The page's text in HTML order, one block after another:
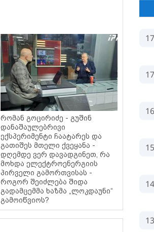
რომან გოცირიძე - გუშინ
დანაშაულებრივი
ექსპერიმენტი ჩაატარეს და
გათიშეს მთელი ქვეყანა -
დღემდე ვერ დავადგინეთ, რა
მოხდა ელექტროენერგიის
პირველი გამორთვისას -
როგორ შეიძლება შიდა
გადამცემმა ხაზმა „ლოკდაუნი“
გამოიწვიოს?